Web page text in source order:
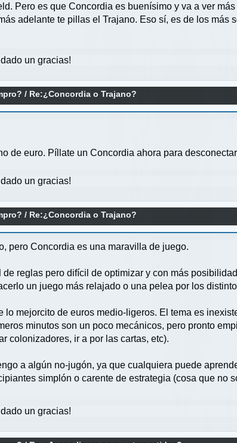
Pero es que Concordia es buenísimo y va a ver
adelante te pillas el Trajano. Eso sí, es de los más
un gracias!
/ Re:¿Concordia o Trajano?
de euro. Píllate un Concordia ahora para
un gracias!
/ Re:¿Concordia o Trajano?
pero Concordia es una maravilla de juego.
reglas pero difícil de optimizar y con más
un juego más relajado o una pelea por los
mejorcito de euros medio-ligeros. El tema es
minutos son un poco mecánicos, pero pronto
colonizadores, ir a por las cartas, etc).
a algún no-jugón, ya que cualquiera puede
simplón o carente de estrategia (cosa que no
un gracias!